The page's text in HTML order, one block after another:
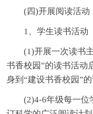
(四)开展阅读活动
1、学生读书活动
(1)开展一次读书
书香校园”的读书活动
身到“建设书香校园”
(2)4-6年级每一位